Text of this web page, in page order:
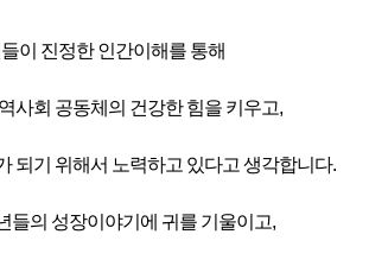
이 진정한 인간이해를 통해
사회 공동체의 건강한 힘을 키우고,
되기 위해서 노력하고 있다고 생각합니다.
들의 성장이야기에 귀를 기울이고,